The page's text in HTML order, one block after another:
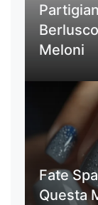
Meloni
Fate
Questa